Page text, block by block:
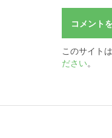
このサイト
ださい。